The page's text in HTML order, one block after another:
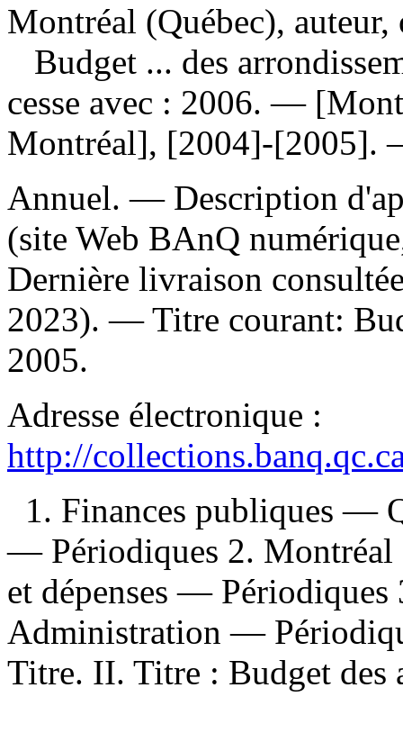
Montréal (Québec),
Budget ... des
cesse avec : 2006. —
Montréal], [2004]-[2005].
Annuel. — Description
(site Web BAnQ
Dernière livraison
2023). —Titre courant:
2005.
Adresse électronique :
http://
1. Finances publiques —
— Périodiques 2. Montréal
et dépenses —
Administration —
Titre. II. Titre : Budget des